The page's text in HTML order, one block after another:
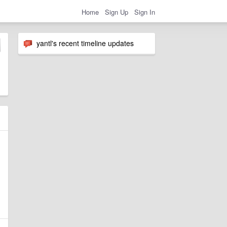
Home Sign Up Sign In
yantl's recent timeline updates